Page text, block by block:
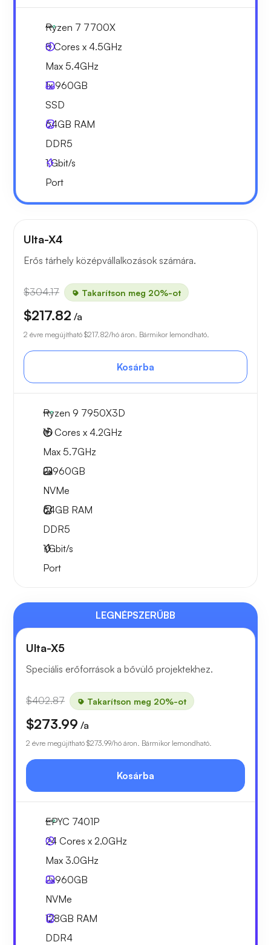
Ryzen 7 7700X
8 Cores x 4.5GHz
Max 5.4GHz
1x960GB
SSD
64GB RAM
DDR5
1Gbit/s
Port
Ulta-X4
Erős tárhely középvállalkozások számára.
$304.17 Takarítson meg 20%-ot
$217.82 /a
2 évre megújítható $217.82/hó áron. Bármikor lemondható.
Kosárba
Ryzen 9 7950X3D
16 Cores x 4.2GHz
Max 5.7GHz
2x960GB
NVMe
64GB RAM
DDR5
1Gbit/s
Port
LEGNÉPSZERŰBB
Ulta-X5
Speciális erőforrások a bővülő projektekhez.
$402.87 Takarítson meg 20%-ot
$273.99 /a
2 évre megújítható $273.99/hó áron. Bármikor lemondható.
Kosárba
EPYC 7401P
24 Cores x 2.0GHz
Max 3.0GHz
2x960GB
NVMe
128GB RAM
DDR4